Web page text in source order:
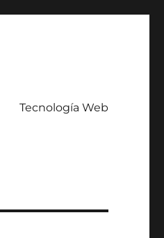
Tecnología Web